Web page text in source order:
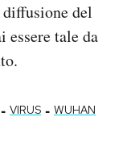
del
essere tale da
- VIRUS - WUHAN